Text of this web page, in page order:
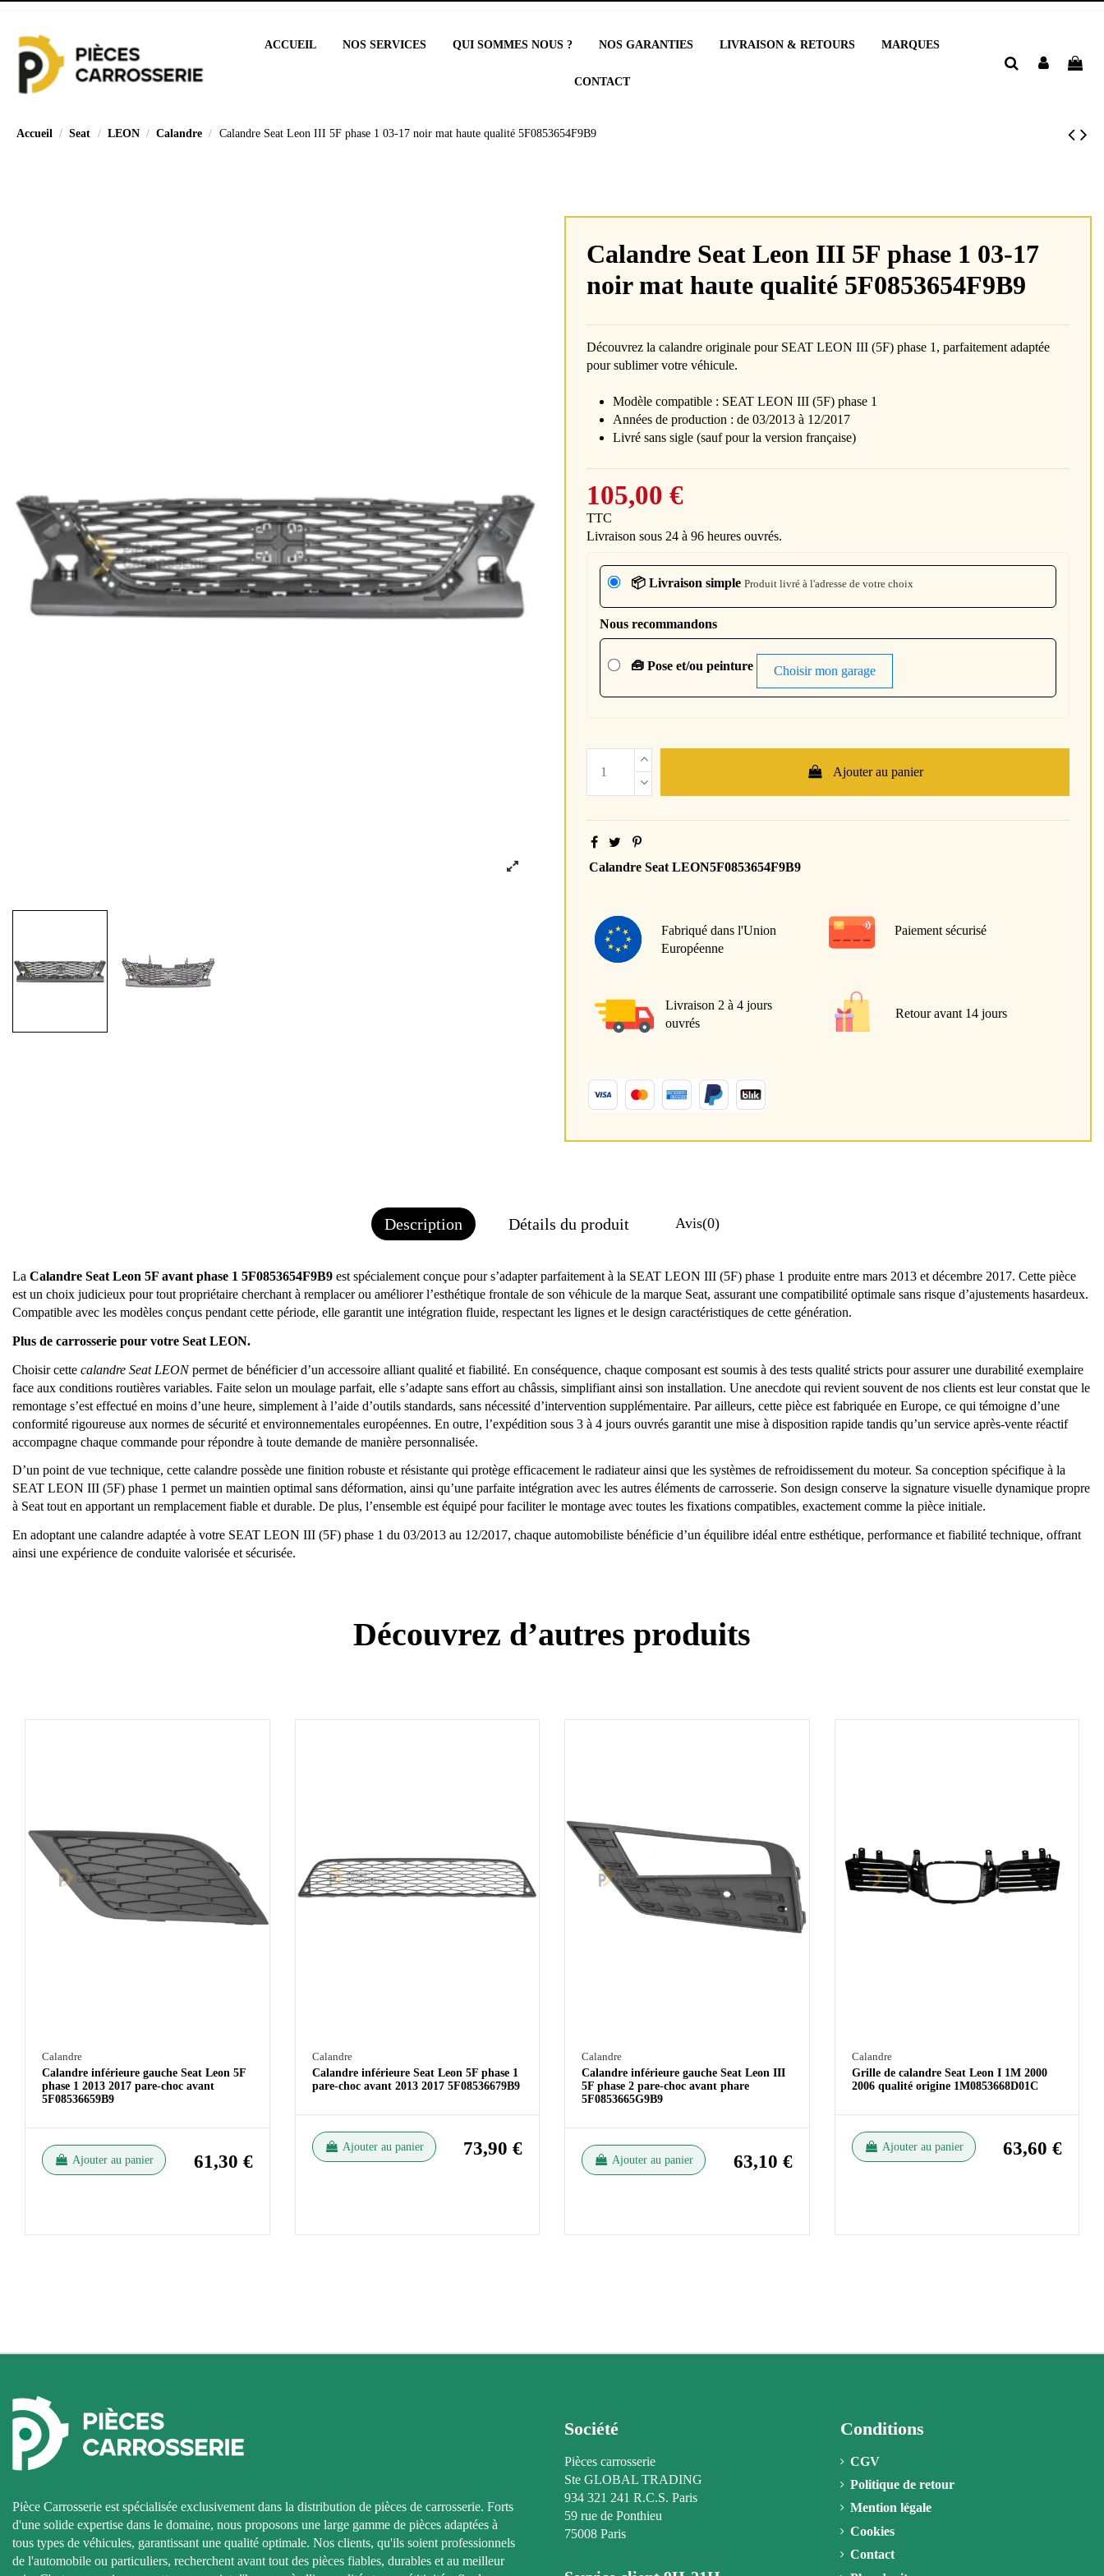
ACCUEIL NOS SERVICES QUI SOMMES NOUS ? NOS GARANTIES LIVRAISON & RETOURS MARQUES
CONTACT
Accueil Seat LEON Calandre Calandre Seat Leon III 5F phase 1 03-17 noir mat haute qualité 5F0853654F9B9
Calandre Seat Leon III 5F phase 1 03-17
noir mat haute qualité 5F0853654F9B9
Découvrez la calandre originale pour SEAT LEON III (5F) phase 1, parfaitement adaptée
pour sublimer votre véhicule.
Modèle compatible : SEAT LEON III (5F) phase 1
Années de production : de 03/2013 à 12/2017
Livré sans sigle (sauf pour la version française)
105,00 €
TTC
Livraison sous 24 à 96 heures ouvrés.
📦 Livraison simple Produit livré à l'adresse de votre choix
Nous recommandons
🧰 Pose et/ou peinture Choisir mon garage
Ajouter au panier
Calandre Seat LEON5F0853654F9B9
Fabriqué dans l'Union
Européenne
Paiement sécurisé
Livraison 2 à 4 jours
ouvrés
Retour avant 14 jours
Description Détails du produit Avis(0)
La Calandre Seat Leon 5F avant phase 1 5F0853654F9B9 est spécialement conçue pour s’adapter parfaitement à la SEAT LEON III (5F) phase 1 produite entre mars 2013 et décembre 2017. Cette pièce
est un choix judicieux pour tout propriétaire cherchant à remplacer ou améliorer l’esthétique frontale de son véhicule de la marque Seat, assurant une compatibilité optimale sans risque d’ajustements hasardeux.
Compatible avec les modèles conçus pendant cette période, elle garantit une intégration fluide, respectant les lignes et le design caractéristiques de cette génération.
Plus de carrosserie pour votre Seat LEON.
Choisir cette calandre Seat LEONpermet de bénéficier d’un accessoire alliant qualité et fiabilité. En conséquence, chaque composant est soumis à des tests qualité stricts pour assurer une durabilité exemplaire
face aux conditions routières variables. Faite selon un moulage parfait, elle s’adapte sans effort au châssis, simplifiant ainsi son installation. Une anecdote qui revient souvent de nos clients est leur constat que le
remontage s’est effectué en moins d’une heure, simplement à l’aide d’outils standards, sans nécessité d’intervention supplémentaire. Par ailleurs, cette pièce est fabriquée en Europe, ce qui témoigne d’une
conformité rigoureuse aux normes de sécurité et environnementales européennes. En outre, l’expédition sous 3 à 4 jours ouvrés garantit une mise à disposition rapide tandis qu’un service après-vente réactif
accompagne chaque commande pour répondre à toute demande de manière personnalisée.
D’un point de vue technique, cette calandre possède une finition robuste et résistante qui protège efficacement le radiateur ainsi que les systèmes de refroidissement du moteur. Sa conception spécifique à la
SEAT LEON III (5F) phase 1 permet un maintien optimal sans déformation, ainsi qu’une parfaite intégration avec les autres éléments de carrosserie. Son design conserve la signature visuelle dynamique propre
à Seat tout en apportant un remplacement fiable et durable. De plus, l’ensemble est équipé pour faciliter le montage avec toutes les fixations compatibles, exactement comme la pièce initiale.
En adoptant une calandre adaptée à votre SEAT LEON III (5F) phase 1 du 03/2013 au 12/2017, chaque automobiliste bénéficie d’un équilibre idéal entre esthétique, performance et fiabilité technique, offrant
ainsi une expérience de conduite valorisée et sécurisée.
Découvrez d’autres produits
Calandre
Calandre inférieure gauche Seat Leon 5F
phase 1 2013 2017 pare-choc avant
5F08536659B9
Ajouter au panier 61,30 €
Calandre
Calandre inférieure Seat Leon 5F phase 1
pare-choc avant 2013 2017 5F08536679B9
Ajouter au panier 73,90 €
Calandre
Calandre inférieure gauche Seat Leon III
5F phase 2 pare-choc avant phare
5F0853665G9B9
Ajouter au panier 63,10 €
Calandre
Grille de calandre Seat Leon I 1M 2000
2006 qualité origine 1M0853668D01C
Ajouter au panier 63,60 €
Pièce Carrosserie est spécialisée exclusivement dans la distribution de pièces de carrosserie. Forts
d'une solide expertise dans le domaine, nous proposons une large gamme de pièces adaptées à
tous types de véhicules, garantissant une qualité optimale. Nos clients, qu'ils soient professionnels
de l'automobile ou particuliers, recherchent avant tout des pièces fiables, durables et au meilleur
Société
Pièces carrosserie
Ste GLOBAL TRADING
934 321 241 R.C.S. Paris
59 rue de Ponthieu
75008 Paris
Conditions
CGV
Politique de retour
Mention légale
Cookies
Contact